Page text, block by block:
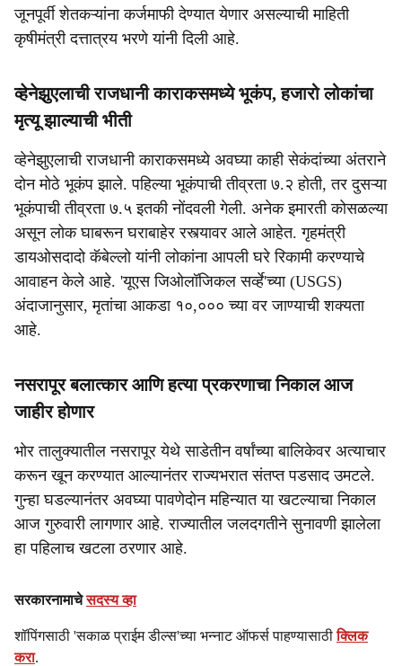
जूनपूर्वी शेतकऱ्यांना कर्जमाफी देण्यात येणार असल्याची माहिती
कृषीमंत्री दत्तात्रय भरणे यांनी दिली आहे.
व्हेनेझुएलाची राजधानी काराकसमध्ये भूकंप, हजारो लोकांचा
मृत्यू झाल्याची भीती
व्हेनेझुएलाची राजधानी काराकसमध्ये अवघ्या काही सेकंदांच्या अंतराने
दोन मोठे भूकंप झाले. पहिल्या भूकंपाची तीव्रता ७.२ होती, तर दुसऱ्या
भूकंपाची तीव्रता ७.५ इतकी नोंदवली गेली. अनेक इमारती कोसळल्या
असून लोक घाबरून घराबाहेर रस्त्यावर आले आहेत. गृहमंत्री
डायओसदादो कॅबेल्लो यांनी लोकांना आपली घरे रिकामी करण्याचे
आवाहन केले आहे. 'यूएस जिओलॉजिकल सर्व्हे'च्या (USGS)
अंदाजानुसार, मृतांचा आकडा १०,००० च्या वर जाण्याची शक्यता
आहे.
नसरापूर बलात्कार आणि हत्या प्रकरणाचा निकाल आज
जाहीर होणार
भोर तालुक्यातील नसरापूर येथे साडेतीन वर्षांच्या बालिकेवर अत्याचार
करून खून करण्यात आल्यानंतर राज्यभरात संतप्त पडसाद उमटले.
गुन्हा घडल्यानंतर अवघ्या पावणेदोन महिन्यात या खटल्याचा निकाल
आज गुरुवारी लागणार आहे. राज्यातील जलदगतीने सुनावणी झालेला
हा पहिलाच खटला ठरणार आहे.
सरकारनामाचेसदस्य व्हा
शॉपिंगसाठी 'सकाळ प्राईम डील्स'च्या भन्नाट ऑफर्स पाहण्यासाठीक्लिक
करा.